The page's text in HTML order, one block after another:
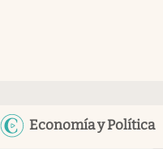
Economía y Política
Members